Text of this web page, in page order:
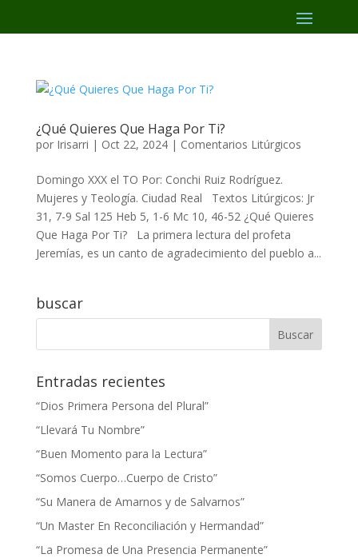
¿Qué Quieres Que Haga Por Ti?
por Irisarri | Oct 22, 2024| Comentarios Litúrgicos
Domingo XXX el TO Por: Conchi Ruiz Rodríguez.
Mujeres y Teología. Ciudad Real Textos Litúrgicos: Jr
31, 7-9 Sal 125 Heb 5, 1-6 Mc 10, 46-52 ¿Qué Quieres
Que Haga Por Ti? La primera lectura del profeta
Jeremías, es un canto de agradecimiento del pueblo a...
buscar
Entradas recientes
“Dios Primera Persona del Plural”
“Llevará Tu Nombre”
“Buen Momento para la Lectura”
“Somos Cuerpo…Cuerpo de Cristo”
“Su Manera de Amarnos y de Salvarnos”
“Un Master En Reconciliación y Hermandad”
“La Promesa de Una Presencia Permanente”